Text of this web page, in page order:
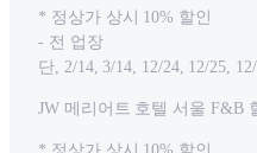
* 정상가 상시 10% 할인
- 전 업장
단, 2/14, 3/14, 12/24, 12/25,
JW 메리어트 호텔 서울 F&B